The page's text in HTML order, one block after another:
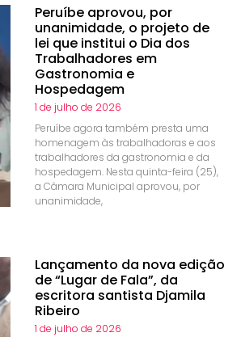
Peruíbe aprovou, por
unanimidade, o projeto de
lei que institui o Dia dos
Trabalhadores em
Gastronomia e
Hospedagem
1 de julho de 2026
Peruíbe agora também presta uma
homenagem às trabalhadoras e aos
trabalhadores da gastronomia e da
hospedagem. Nesta quinta-feira (25),
a Câmara Municipal aprovou, por
unanimidade,
Lançamento da nova edição
de “Lugar de Fala”, da
escritora santista Djamila
Ribeiro
1 de julho de 2026